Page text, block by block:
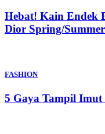
Hebat! Kain Endek
Dior Spring/Summer
FASHION
5 Gaya Tampil Imut